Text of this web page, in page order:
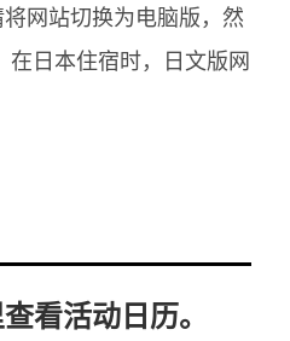
网站切换为电脑版，然
在日本住宿时，日文版网
看活动日历。